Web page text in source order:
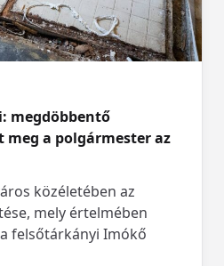
megdöbbentő
a polgármester az
közéletében az
mely értelmében
felsőtárkányi Imókő